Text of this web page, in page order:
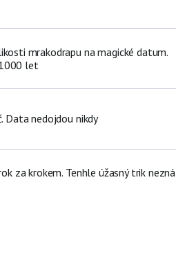
mrakodrapu na magické datum.
let
nedojdou nikdy
za krokem. Tenhle úžasný trik nezná